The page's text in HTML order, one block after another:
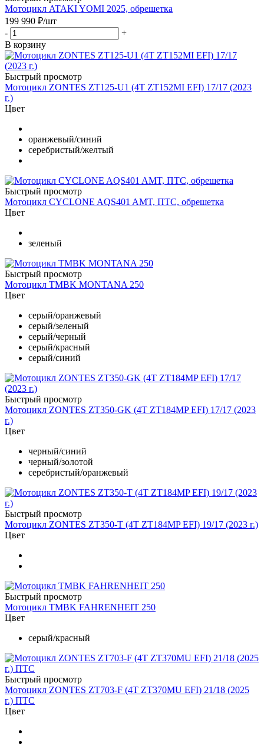
Мотоцикл ATAKI YOMI 2025, обрешетка
199 990 ₽/шт
-
+
В корзину
Быстрый просмотр
Мотоцикл ZONTES ZT125-U1 (4T ZT152MI EFI) 17/17 (2023
г.)
Цвет
оранжевый/синий
серебристый/желтый
Быстрый просмотр
Мотоцикл CYCLONE AQS401 AMT, ПТС, обрешетка
Цвет
зеленый
Быстрый просмотр
Мотоцикл TMBK MONTANA 250
Цвет
серый/оранжевый
серый/зеленый
серый/черный
серый/красный
серый/синий
Быстрый просмотр
Мотоцикл ZONTES ZT350-GK (4T ZT184MP EFI) 17/17 (2023
г.)
Цвет
черный/синий
черный/золотой
серебристый/оранжевый
Быстрый просмотр
Мотоцикл ZONTES ZT350-T (4T ZT184MP EFI) 19/17 (2023 г.)
Цвет
Быстрый просмотр
Мотоцикл TMBK FAHRENHEIT 250
Цвет
серый/красный
Быстрый просмотр
Мотоцикл ZONTES ZT703-F (4T ZT370MU EFI) 21/18 (2025
г.) ПТС
Цвет